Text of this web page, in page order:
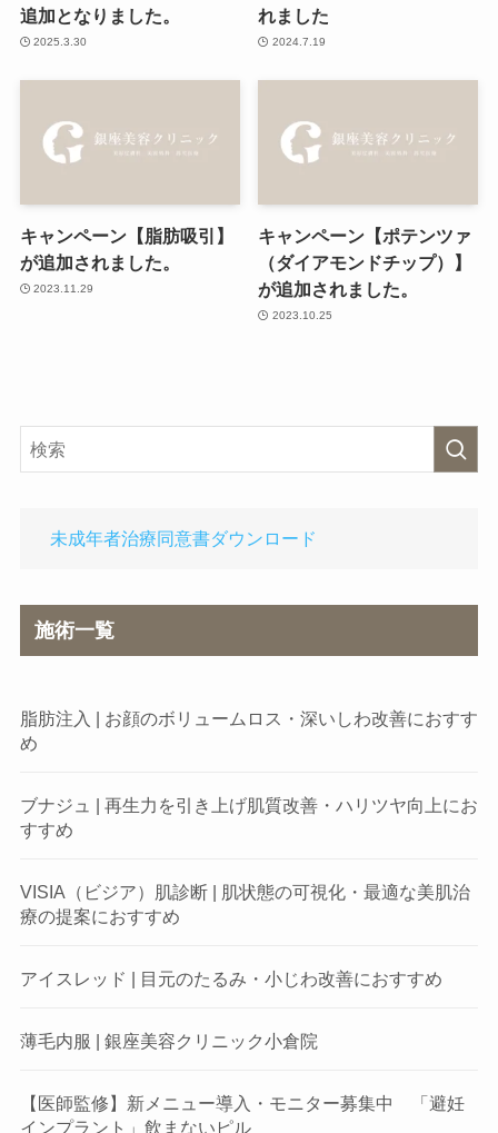
追加となりました。
2025.3.30
れました
2024.7.19
キャンペーン【脂肪吸引】
が追加されました。
2023.11.29
キャンペーン【ポテンツァ
（ダイアモンドチップ）】
が追加されました。
2023.10.25
未成年者治療同意書ダウンロード
施術一覧
脂肪注入 | お顔のボリュームロス・深いしわ改善におすす
め
ブナジュ | 再生力を引き上げ肌質改善・ハリツヤ向上にお
すすめ
VISIA（ビジア）肌診断 | 肌状態の可視化・最適な美肌治
療の提案におすすめ
アイスレッド | 目元のたるみ・小じわ改善におすすめ
薄毛内服 | 銀座美容クリニック小倉院
【医師監修】新メニュー導入・モニター募集中 「避妊
インプラント」飲まないピル